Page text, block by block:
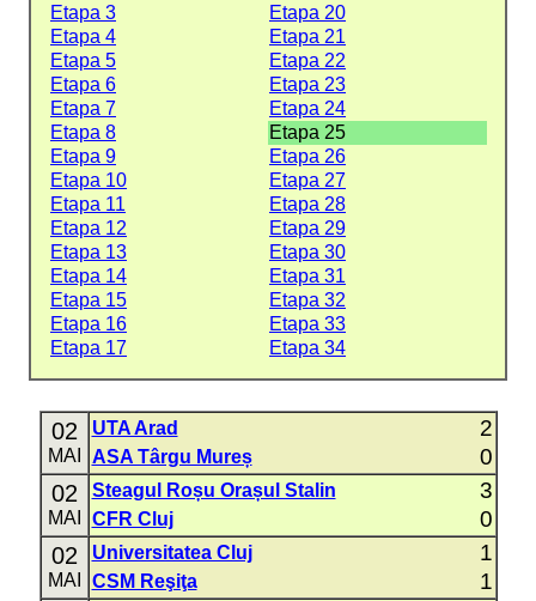
Etapa 3
Etapa 20
Etapa 4
Etapa 21
Etapa 5
Etapa 22
Etapa 6
Etapa 23
Etapa 7
Etapa 24
Etapa 8
Etapa 25
Etapa 9
Etapa 26
Etapa 10
Etapa 27
Etapa 11
Etapa 28
Etapa 12
Etapa 29
Etapa 13
Etapa 30
Etapa 14
Etapa 31
Etapa 15
Etapa 32
Etapa 16
Etapa 33
Etapa 17
Etapa 34
02
MAI
UTA Arad 2
ASA Târgu Mureș 0
02
MAI
Steagul Roșu Orașul Stalin 3
CFR Cluj 0
02
MAI
Universitatea Cluj 1
CSM Reşiţa 1